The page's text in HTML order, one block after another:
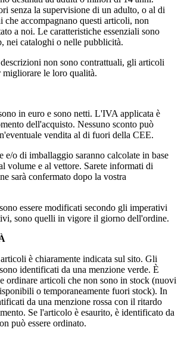
senza la supervisione di un adulto, o al di
accompagnano questi articoli, non
a noi. Le caratteristiche essenziali sono
nei cataloghi o nelle pubblicità.
non sono contrattuali, gli articoli
migliorare le loro qualità.
in euro e sono netti. L'IVA applicata è
dell'acquisto. Nessuno sconto può
vendita al di fuori della CEE.
e/o di imballaggio saranno calcolate in base
volume e al vettore. Sarete informati di
sarà confermato dopo la vostra
essere modificati secondo gli imperativi
sono quelli in vigore il giorno dell'ordine.
è chiaramente indicata sul sito. Gli
identificati da una menzione verde. È
ordinare articoli che non sono in stock (nuovi
o temporaneamente fuori stock). In
da una menzione rossa con il ritardo
Se l'articolo è esaurito, è identificato da
può essere ordinato.